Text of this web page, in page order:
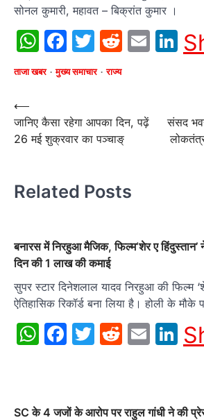
सोनल कुमारी, महावत – बिक्रांत कुमार ।
WhatsApp
Facebook
Twitter
Reddit
ताजा खबर मुख्य समाचार राज्य
Post
navigation
⟵
जानिए कैसा रहेगा आपका दिन, पढ़ें
26 मई शुक्रवार का पञ्चाङ्
संसद
Related Posts
बनारस में निरहुआ मैजिक, फिल्‍म‘शेर ए
दिन की 1 लाख की कमाई
सुपर स्‍टार दिनेशलाल यादव निरहुआ की फिल्‍म
ऐतिहासिक रिकॉर्ड बना लिया है। होली के
WhatsApp
Facebook
Twitter
Reddit
SC के 4 जजों के आरोप पर राहुल गांधी ने की